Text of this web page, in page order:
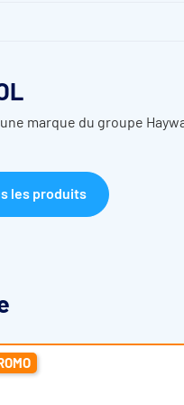
1 cv) Ø63 (1,5-3,00 cv)
316, compatible eau salée
Hz 2850 tr/min, 60 Hz selon
marque du groupe
les produits